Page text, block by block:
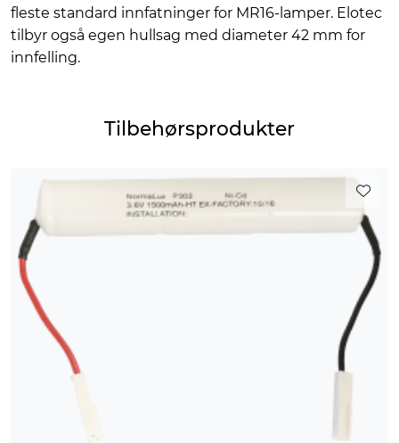
fleste standard innfatninger for MR16-lamper. Elotec
tilbyr også egen hullsag med diameter 42 mm for
innfelling.
Tilbehørsprodukter